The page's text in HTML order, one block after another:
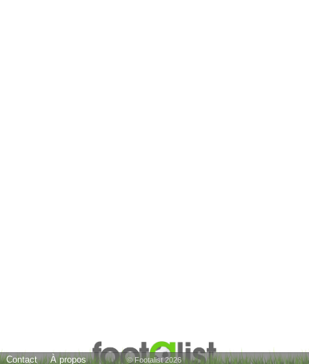
Contact À propos © Footalist 2026